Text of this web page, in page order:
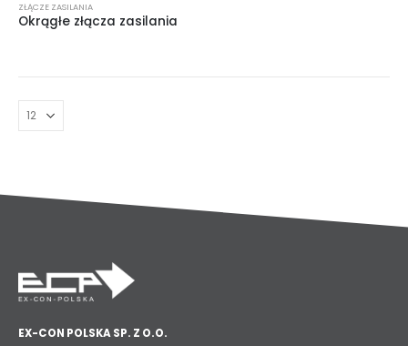
ZŁĄCZE ZASILANIA
Okrągłe złącza zasilania
EX-CON POLSKA SP. Z O.O.